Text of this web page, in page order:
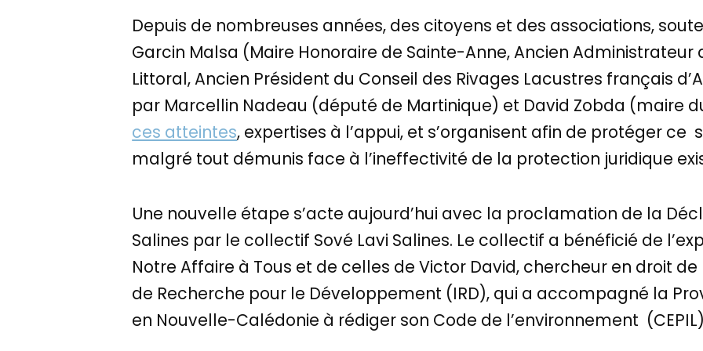
Depuis de nombreuses années, des citoyens et des associations,
Garcin Malsa (Maire Honoraire de Sainte-Anne, Ancien Administrateur
Littoral, Ancien Président du Conseil des Rivages Lacustres français
par Marcellin Nadeau (député de Martinique) et David Zobda (maire
ces atteintes, expertises à l’appui, et s’organisent afin de protéger ce
malgré tout démunis face à l’ineffectivité de la protection juridique
Une nouvelle étape s’acte aujourd’hui avec la proclamation de la
Salines par le collectif Sové Lavi Salines. Le collectif a bénéficié de
Notre Affaire à Tous et de celles de Victor David, chercheur en droit
de Recherche pour le Développement (IRD), qui a accompagné la
en Nouvelle-Calédonie à rédiger son Code de l’environnement